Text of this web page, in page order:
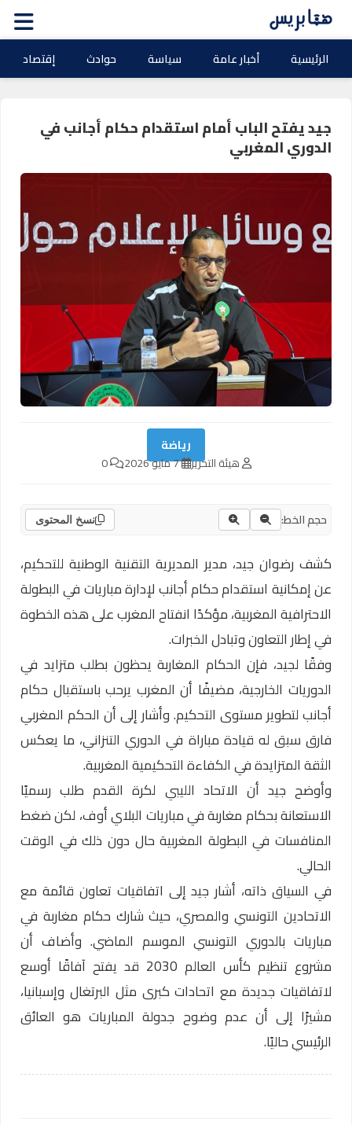
الرئيسية أخبار عامة سياسة حوادث إقتصاد
جيد يفتح الباب أمام استقدام حكام أجانب في
الدوري المغربي
رياضة
هيئة التحرير 7 مايو 2026 0
حجم الخط: نسخ المحتوى
كشف رضوان جيد، مدير المديرية التقنية الوطنية للتحكيم،
عن إمكانية استقدام حكام أجانب لإدارة مباريات في البطولة
الاحترافية المغربية، مؤكدًا انفتاح المغرب على هذه الخطوة
في إطار التعاون وتبادل الخبرات.
وفقًا لجيد، فإن الحكام المغاربة يحظون بطلب متزايد في
الدوريات الخارجية، مضيفًا أن المغرب يرحب باستقبال حكام
أجانب لتطوير مستوى التحكيم. وأشار إلى أن الحكم المغربي
فارق سبق له قيادة مباراة في الدوري التنزاني، ما يعكس
الثقة المتزايدة في الكفاءة التحكيمية المغربية.
وأوضح جيد أن الاتحاد الليبي لكرة القدم طلب رسميًا
الاستعانة بحكام مغاربة في مباريات البلاي أوف، لكن ضغط
المنافسات في البطولة المغربية حال دون ذلك في الوقت
الحالي.
في السياق ذاته، أشار جيد إلى اتفاقيات تعاون قائمة مع
الاتحادين التونسي والمصري، حيث شارك حكام مغاربة في
مباريات بالدوري التونسي الموسم الماضي. وأضاف أن
مشروع تنظيم كأس العالم 2030 قد يفتح آفاقًا أوسع
لاتفاقيات جديدة مع اتحادات كبرى مثل البرتغال وإسبانيا،
مشيرًا إلى أن عدم وضوح جدولة المباريات هو العائق
الرئيسي حاليًا.